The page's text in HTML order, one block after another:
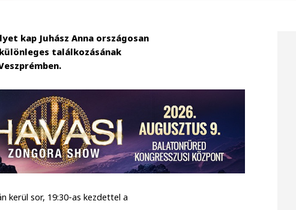
kap Juhász Anna országosan
találkozásának
kerül sor, 19:30-as kezdettel a